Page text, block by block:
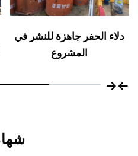
دلاء الحفر جاهزة للنشر في
المشروع